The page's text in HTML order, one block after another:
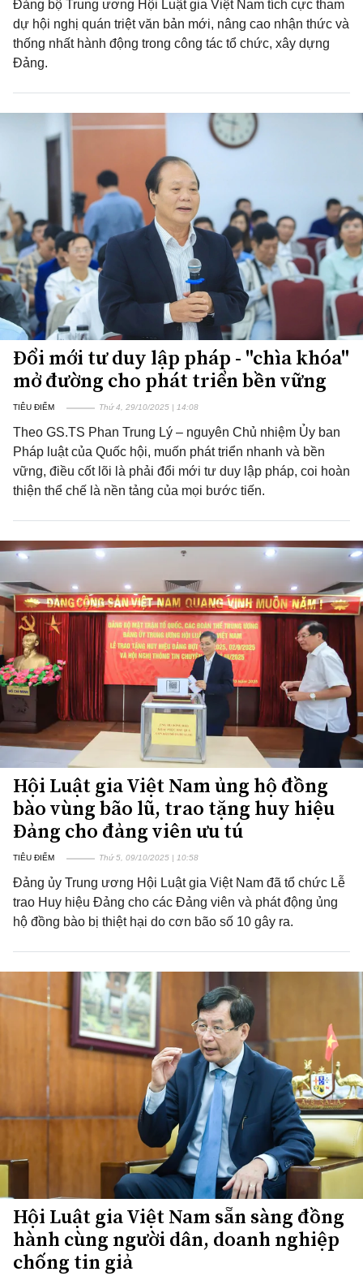
Đảng bộ Trung ương Hội Luật gia Việt Nam tích cực tham
dự hội nghị quán triệt văn bản mới, nâng cao nhận thức và
thống nhất hành động trong công tác tổ chức, xây dựng
Đảng.
Đổi mới tư duy lập pháp - "chìa khóa"
mở đường cho phát triển bền vững
TIÊU ĐIỂM Thứ 4, 29/10/2025 | 14:08
Theo GS.TS Phan Trung Lý – nguyên Chủ nhiệm Ủy ban
Pháp luật của Quốc hội, muốn phát triển nhanh và bền
vững, điều cốt lõi là phải đổi mới tư duy lập pháp, coi hoàn
thiện thể chế là nền tảng của mọi bước tiến.
Hội Luật gia Việt Nam ủng hộ đồng
bào vùng bão lũ, trao tặng huy hiệu
Đảng cho đảng viên ưu tú
TIÊU ĐIỂM Thứ 5, 09/10/2025 | 10:58
Đảng ủy Trung ương Hội Luật gia Việt Nam đã tổ chức Lễ
trao Huy hiệu Đảng cho các Đảng viên và phát động ủng
hộ đồng bào bị thiệt hại do cơn bão số 10 gây ra.
Hội Luật gia Việt Nam sẵn sàng đồng
hành cùng người dân, doanh nghiệp
chống tin giả